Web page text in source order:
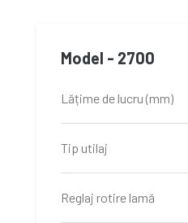
Model - 2700
Lățime de lucru (mm)
Tip utilaj
Reglaj rotire lamă